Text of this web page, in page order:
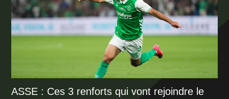
ASSE : Ces 3 renforts qui vont rejoindre le